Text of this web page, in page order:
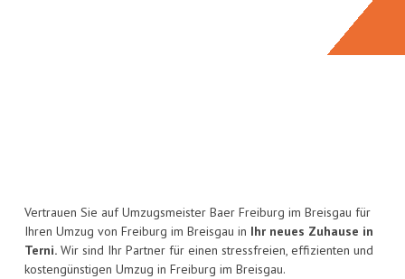
Vertrauen Sie auf Umzugsmeister Baer Freiburg im Breisgau für
Ihren Umzug von Freiburg im Breisgau in Ihr neues Zuhause in
Terni. Wir sind Ihr Partner für einen stressfreien, effizienten und
kostengünstigen Umzug in Freiburg im Breisgau.